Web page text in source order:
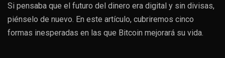
Si pensaba que el futuro del dinero era digital y sin divisas,
piénselo de nuevo. En este artículo, cubriremos cinco
formas inesperadas en las que Bitcoin mejorará su vida.